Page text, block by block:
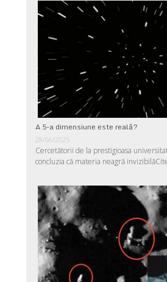
A 5-a dimensiune este reală?
28/06/2025
Cercetătorii de la prestigioasa
concluzia că materia neagră invizibilă